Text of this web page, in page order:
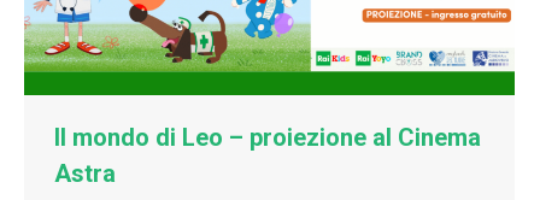
Il mondo di Leo – proiezione al Cinema
Astra